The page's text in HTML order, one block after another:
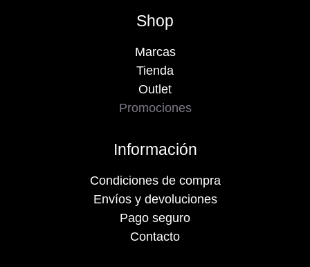
Shop
Marcas
Tienda
Outlet
Promociones
Información
Condiciones de compra
Envíos y devoluciones
Pago seguro
Contacto